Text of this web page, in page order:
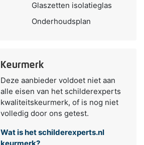
Glaszetten isolatieglas
Onderhoudsplan
Keurmerk
Deze aanbieder voldoet niet aan
alle eisen van het schilderexperts
kwaliteitskeurmerk, of is nog niet
volledig door ons getest.
Wat is het schilderexperts.nl